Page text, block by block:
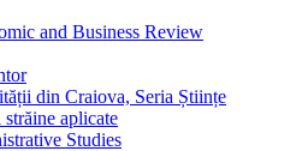
and Business Review
din Craiova, Seria Științe
aplicate
Studies